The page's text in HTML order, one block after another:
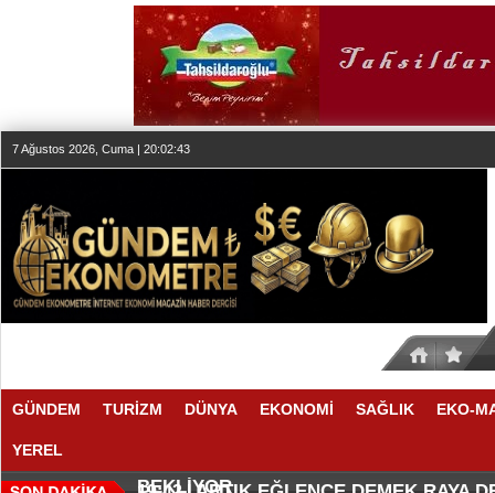
7 Ağustos 2026, Cuma | 20:02:43
GÜNDEM TURİZM DÜNYA EKONOMİ SAĞLIK EKO-
YEREL
20:00 |SEKTÖR, İSTİKRARLI BÜYÜME
BEKLİYOR
19:58 |MAKYÖZ CANSU DURKUN'DAN